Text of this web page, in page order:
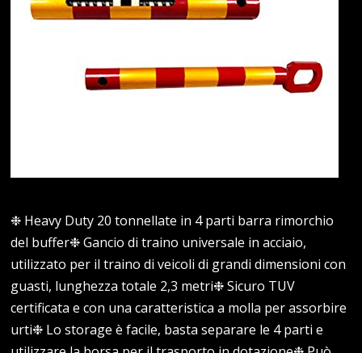
❉ Heavy Duty 20 tonnellate in 4 parti barra rimorchio
del buffer❉ Gancio di traino universale in acciaio,
utilizzato per il traino di veicoli di grandi dimensioni con
guasti, lunghezza totale 2,3 metri❉ Sicuro TUV
certificata e con una caratteristica a molla per assorbire
urti❉ Lo storage è facile, basta separare le 4 parti e